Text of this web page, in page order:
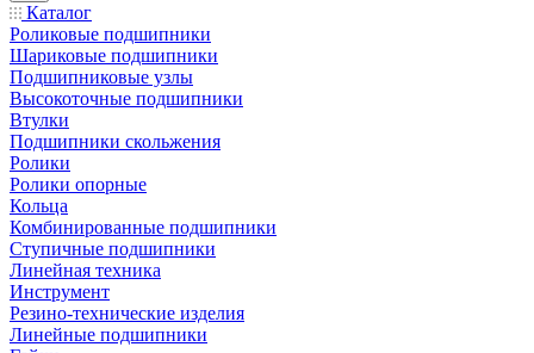
Каталог
Роликовые подшипники
Шариковые подшипники
Подшипниковые узлы
Высокоточные подшипники
Втулки
Подшипники скольжения
Ролики
Ролики опорные
Кольца
Комбинированные подшипники
Ступичные подшипники
Линейная техника
Инструмент
Резино-технические изделия
Линейные подшипники